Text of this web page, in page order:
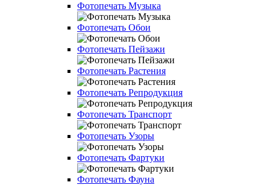
Фотопечать Музыка
Фотопечать Обои
Фотопечать Пейзажи
Фотопечать Растения
Фотопечать Репродукция
Фотопечать Транспорт
Фотопечать Узоры
Фотопечать Фартуки
Фотопечать Фауна